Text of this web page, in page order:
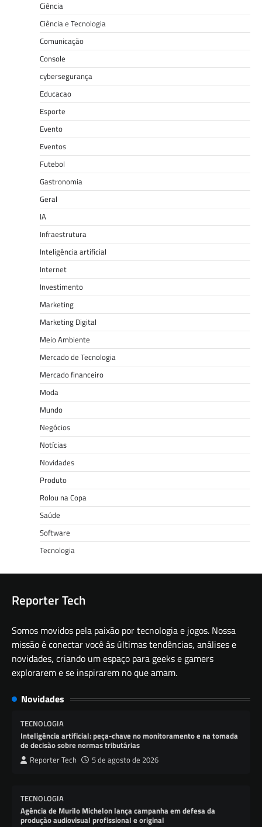
Ciência
Ciência e Tecnologia
Comunicação
Console
cybersegurança
Educacao
Esporte
Evento
Eventos
Futebol
Gastronomia
Geral
IA
Infraestrutura
Inteligência artificial
Internet
Investimento
Marketing
Marketing Digital
Meio Ambiente
Mercado de Tecnologia
Mercado financeiro
Moda
Mundo
Negócios
Notícias
Novidades
Produto
Rolou na Copa
Saúde
Software
Tecnologia
Reporter Tech
Somos movidos pela paixão por tecnologia e jogos. Nossa
missão é conectar você às últimas tendências, análises e
novidades, criando um espaço para geeks e gamers
explorarem e se inspirarem no que amam.
Novidades
TECNOLOGIA
Inteligência artificial: peça-chave no monitoramento e na tomada
de decisão sobre normas tributárias
Reporter Tech 5 de agosto de 2026
TECNOLOGIA
Agência de Murilo Michelon lança campanha em defesa da
produção audiovisual profissional e original